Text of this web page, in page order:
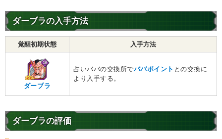
ダーブラの入手方法
覚醒初期状態 入手方法
ダーブラ
占いババの交換所でババポイント との交換に
より入手する。
ダーブラの評価